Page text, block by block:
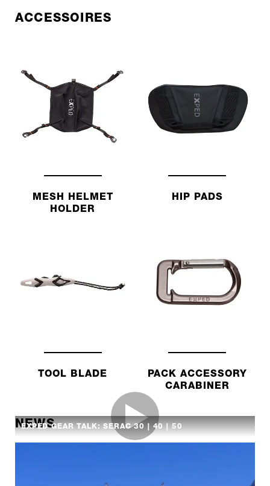
ACCESSOIRES
MESH HELMET
HOLDER
HIP PADS
TOOL BLADE
PACK ACCESSORY
CARABINER
EXPED GEAR TALK: SERAC 30 | 40 | 50
NEWS